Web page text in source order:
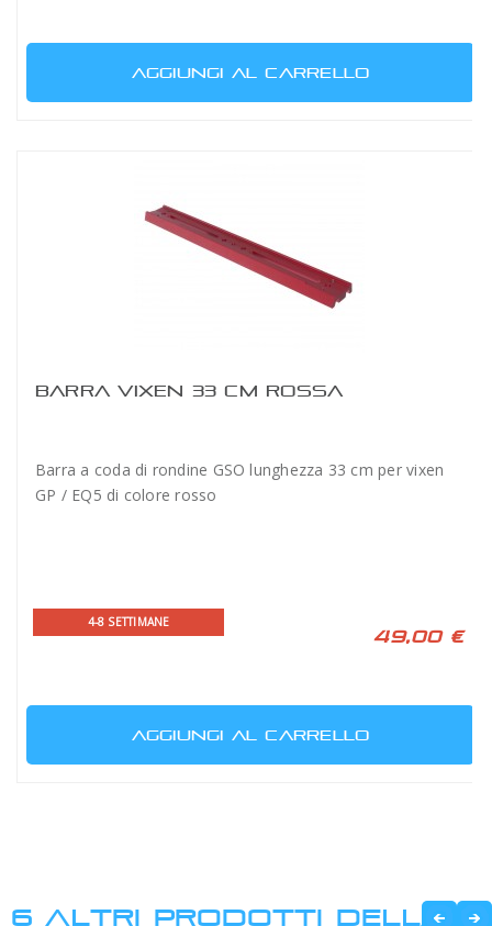
AGGIUNGI AL CARRELLO
BARRA VIXEN 33 CM ROSSA
Barra a coda di rondine GSO lunghezza 33 cm per vixen
GP / EQ5 di colore rosso
4-8 SETTIMANE
49,00 €
AGGIUNGI AL CARRELLO
6 ALTRI PRODOTTI DELLA